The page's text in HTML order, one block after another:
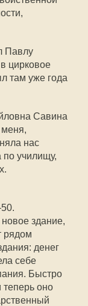
Павлу
цирковое
там уже года
Савина
меня,
нас
училищу,
.
здание,
рядом
денег
себе
Быстро
теперь оно